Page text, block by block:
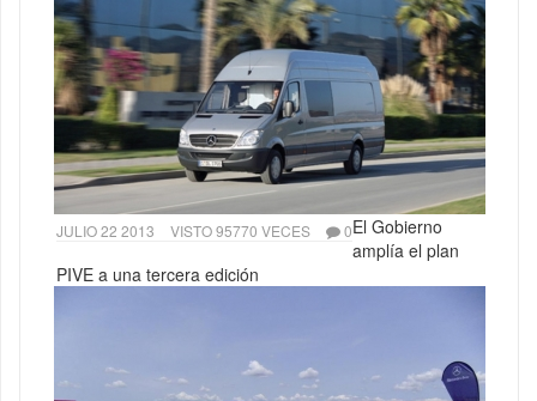
JULIO 22 2013 VISTO 95770 VECES 0El Gobierno
amplía el plan
PIVE a una tercera edición